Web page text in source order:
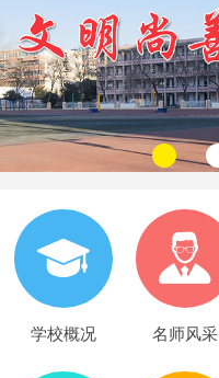
学校概况 名师风采